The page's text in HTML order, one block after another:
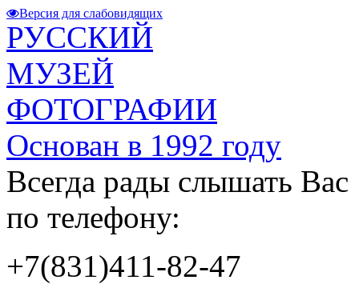
Версия для слабовидящих
РУССКИЙ
МУЗЕЙ
ФОТОГРАФИИ
Основан в 1992 году
Всегда рады слышать Вас
по телефону:
+7(831)411-82-47